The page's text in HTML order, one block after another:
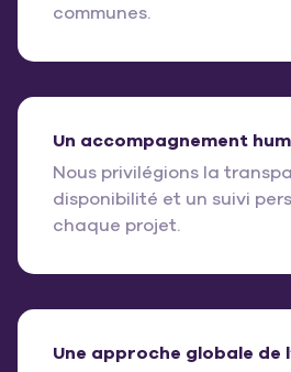
communes.
Un accompagnement
Nous privilégions la
disponibilité et un suivi
chaque projet.
Une approche globale de